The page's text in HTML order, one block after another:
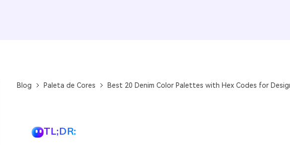
Blog Paleta de Cores Best 20 Denim Color Palettes with Hex Codes for
TL;DR: